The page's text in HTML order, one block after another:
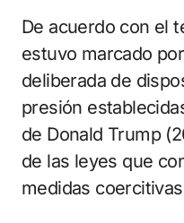
De acuerdo con el
estuvo marcado
deliberada de
presión
de Donald Trump
de las leyes que
medidas